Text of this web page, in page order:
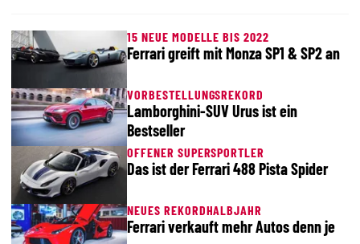
15 NEUE MODELLE BIS 2022
Ferrari greift mit Monza SP1 & SP2 an
VORBESTELLUNGSREKORD
Lamborghini-SUV Urus ist ein
Bestseller
OFFENER SUPERSPORTLER
Das ist der Ferrari 488 Pista Spider
NEUES REKORDHALBJAHR
Ferrari verkauft mehr Autos denn je